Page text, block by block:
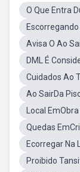
O Que Entra
Avisa O Ao
DML É
Cuidados Ao
Ao SairDa
Local
Quedas
Ecorregar Na
Proibido